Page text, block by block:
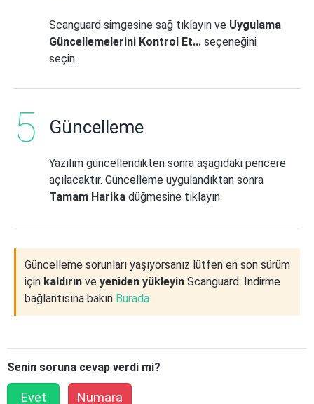
Scanguard simgesine sağ tıklayın ve Uygulama
Güncellemelerini Kontrol Et... seçeneğini
seçin.
Güncelleme
Yazılım güncellendikten sonra aşağıdaki pencere
açılacaktır. Güncelleme uygulandıktan sonra
Tamam Harika düğmesine tıklayın.
Güncelleme sorunları yaşıyorsanız lütfen en son sürüm
için kaldırın ve yeniden yükleyin Scanguard. İndirme
bağlantısına bakın Burada
Senin soruna cevap verdi mi?
Evet Numara